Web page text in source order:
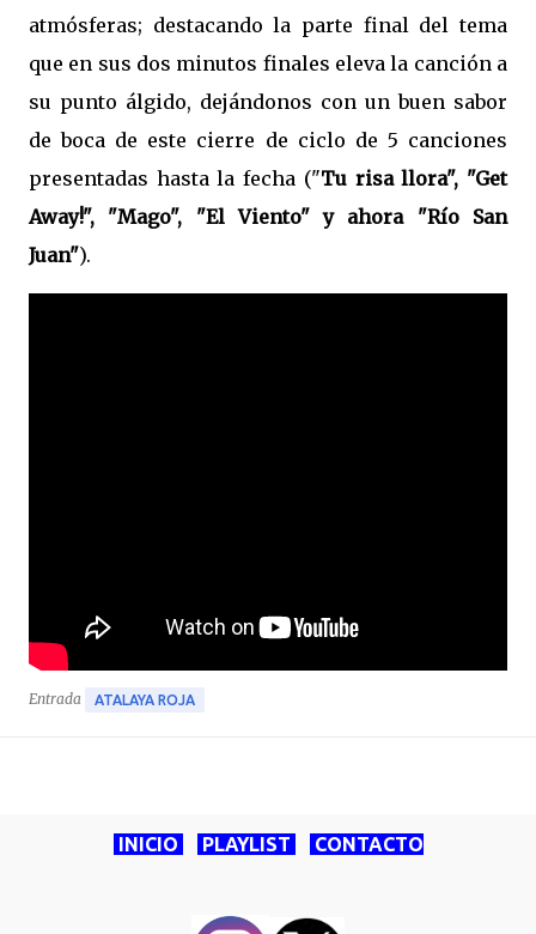
atmósferas; destacando la parte final del tema
que en sus dos minutos finales eleva la canción a
su punto álgido, dejándonos con un buen sabor
de boca de este cierre de ciclo de 5 canciones
presentadas hasta la fecha ("Tu risa llora", "Get
Away!", "Mago", "El Viento" y ahora "Río San
Juan").
Entrada ATALAYA ROJA
INICIO PLAYLIST CONTACTO